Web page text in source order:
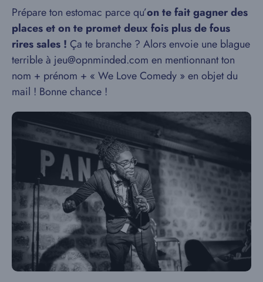
Prépare ton estomac parce qu’on te fait gagner des
places et on te promet deux fois plus de fous
rires sales ! Ça te branche ? Alors envoie une blague
terrible à jeu@opnminded.com en mentionnant ton
nom + prénom + « We Love Comedy » en objet du
mail ! Bonne chance !